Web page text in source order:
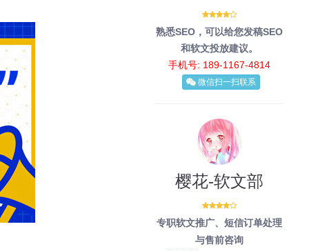
熟悉SEO，可以给您发稿SEO
和软文投放建议。
手机号: 189-1167-4814
微信扫一扫联系
樱花-软文部
专职软文推广、短信订单处理
与售前咨询